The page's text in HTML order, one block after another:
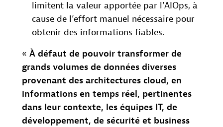
limitent la valeur apportée par l’AIOps, à
cause de l’effort manuel nécessaire pour
obtenir des informations fiables.
« À défaut de pouvoir transformer de
grands volumes de données diverses
provenant des architectures cloud, en
informations en temps réel, pertinentes
dans leur contexte, les équipes IT, de
développement, de sécurité et business